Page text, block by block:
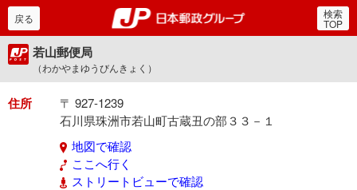
郵便局・日本郵政グルー
戻る 検索
TOP
若山郵便局
（わかやまゆうびんきょく）
住所
〒 927-1239
石川県珠洲市若山町古蔵丑の部３３－１
地図で確認
ここへ行く
ストリートビューで確認